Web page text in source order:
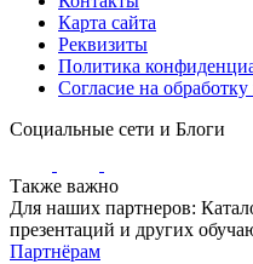
Карта сайта
Реквизиты
Политика
Согласие на
Социальные сети и Блоги
Также важно
Для наших партнеров:
презентаций и других
Партнёрам